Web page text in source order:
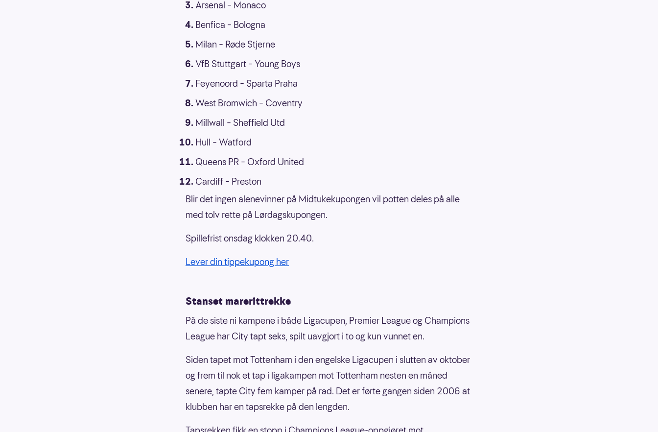
Arsenal – Monaco
Benfica – Bologna
Milan – Røde Stjerne
VfB Stuttgart – Young Boys
Feyenoord – Sparta Praha
West Bromwich – Coventry
Millwall – Sheffield Utd
Hull – Watford
Queens PR – Oxford United
Cardiff – Preston
Blir det ingen alenevinner på Midtukekupongen vil potten deles på alle
med tolv rette på Lørdagskupongen.
Spillefrist onsdag klokken 20.40.
Lever din tippekupong her
Stanset marerittrekke
På de siste ni kampene i både Ligacupen, Premier League og Champions
League har City tapt seks, spilt uavgjort i to og kun vunnet en.
Siden tapet mot Tottenham i den engelske Ligacupen i slutten av oktober
og frem til nok et tap i ligakampen mot Tottenham nesten en måned
senere, tapte City fem kamper på rad. Det er førte gangen siden 2006 at
klubben har en tapsrekke på den lengden.